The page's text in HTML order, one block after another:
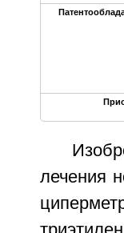
лечения